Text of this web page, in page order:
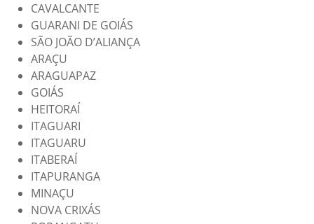
CAVALCANTE
GUARANI DE GOIÁS
SÃO JOÃO D’ALIANÇA
ARAÇU
ARAGUAPAZ
GOIÁS
HEITORAÍ
ITAGUARI
ITAGUARU
ITABERAÍ
ITAPURANGA
MINAÇU
NOVA CRIXÁS